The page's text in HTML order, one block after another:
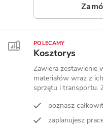
POLECAMY
Kosztorys
Zawiera zestawienie
materiałów wraz z
sprzętu i transportu.
poznasz
zaplanujesz